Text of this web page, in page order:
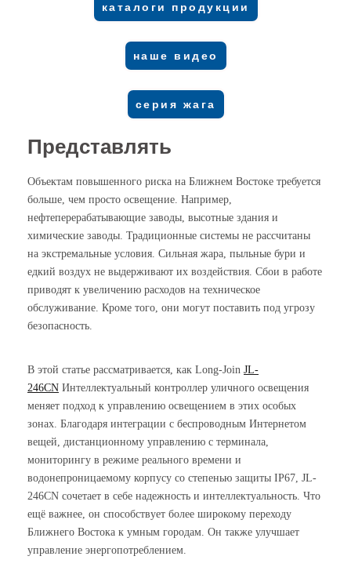
каталоги продукции
наше видео
серия жага
Представлять
Объектам повышенного риска на Ближнем Востоке требуется
больше, чем просто освещение. Например,
нефтеперерабатывающие заводы, высотные здания и
химические заводы. Традиционные системы не рассчитаны
на экстремальные условия. Сильная жара, пыльные бури и
едкий воздух не выдерживают их воздействия. Сбои в работе
приводят к увеличению расходов на техническое
обслуживание. Кроме того, они могут поставить под угрозу
безопасность.
В этой статье рассматривается, как Long-Join JL-
246CN Интеллектуальный контроллер уличного освещения
меняет подход к управлению освещением в этих особых
зонах. Благодаря интеграции с беспроводным Интернетом
вещей, дистанционному управлению с терминала,
мониторингу в режиме реального времени и
водонепроницаемому корпусу со степенью защиты IP67, JL-
246CN сочетает в себе надежность и интеллектуальность. Что
ещё важнее, он способствует более широкому переходу
Ближнего Востока к умным городам. Он также улучшает
управление энергопотреблением.